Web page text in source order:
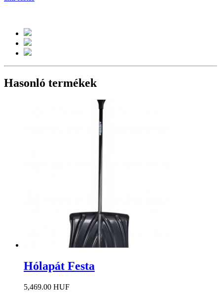
Hasonló termékek
Hólapát Festa
5,469.00 HUF